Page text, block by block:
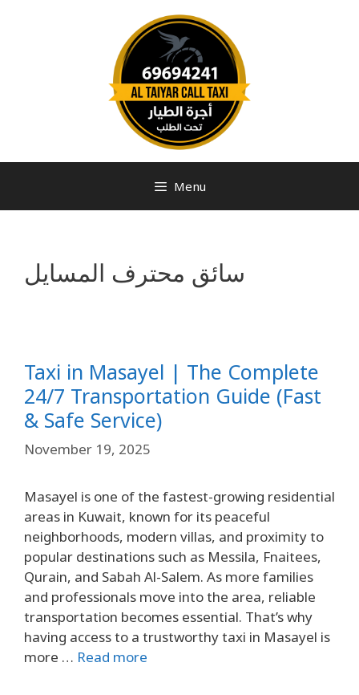
Menu
سائق محترف المسايل
Taxi in Masayel | The Complete
24/7 Transportation Guide (Fast
& Safe Service)
November 19, 2025
Masayel is one of the fastest-growing residential
areas in Kuwait, known for its peaceful
neighborhoods, modern villas, and proximity to
popular destinations such as Messila, Fnaitees,
Qurain, and Sabah Al-Salem. As more families
and professionals move into the area, reliable
transportation becomes essential. That’s why
having access to a trustworthy taxi in Masayel is
more … Read more